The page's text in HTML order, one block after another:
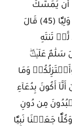
إِنِّيٓ أَخَافُ أَن يَمَسَّكَ
عَذَابٞ مِّنَ ٱلرَّحۡمَٰنِ فَتَكُونَ لِلشَّيۡطَٰنِ وَلِيّٗا (45) قَالَ
تَنتَهِ
مَلِيّٗا (46) قَالَ سَلَٰمٌ عَلَيۡكَۖ
لَكَ رَبِّيٓۖ إِنَّهُۥ كَانَ بِي حَفِيّٗا (47) وَأَعۡتَزِلُكُمۡ وَمَا
أَكُونَ بِدُعَآءِ
يَعۡبُدُونَ مِن دُونِ
جَعَلۡنَا نَبِيّٗا